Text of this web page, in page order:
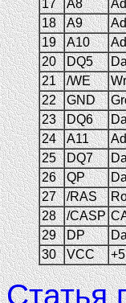
17
A8
18
A9
19
A10
20
DQ5
21
/WE
22
GND
23
DQ6
24
A11
25
DQ7
26
QP
27
/RAS
28
/CASP
29
DP
30
VCC
Статья